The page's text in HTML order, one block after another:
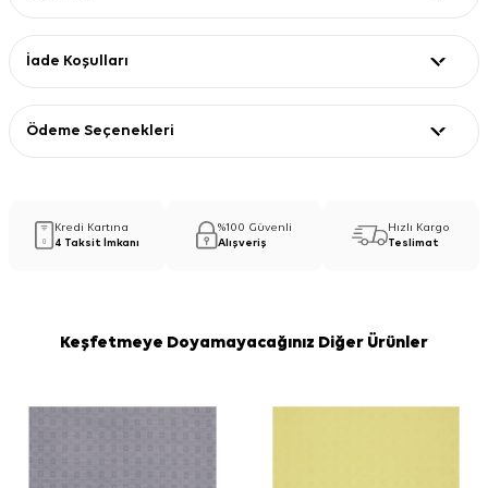
İade Koşulları
Ödeme Seçenekleri
Kredi Kartına
4 Taksit İmkanı
%100 Güvenli
Alışveriş
Hızlı Kargo
Teslimat
Keşfetmeye Doyamayacağınız Diğer Ürünler